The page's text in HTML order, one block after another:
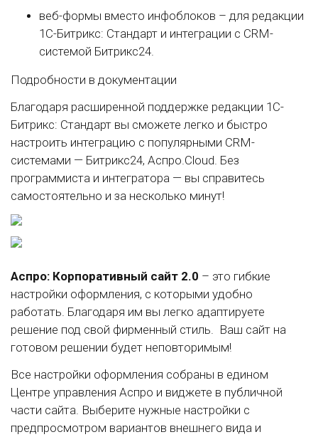
веб-формы вместо инфоблоков – для редакции
1С-Битрикс: Стандарт и интеграции с CRM-
системой Битрикс24.
Подробности в документации
Благодаря расширенной поддержке редакции 1С-
Битрикс: Стандарт вы сможете легко и быстро
настроить интеграцию с популярными CRM-
системами — Битрикс24, Аспро.Cloud. Без
программиста и интегратора — вы справитесь
самостоятельно и за несколько минут!
Аспро: Корпоративный сайт 2.0 – это гибкие
настройки оформления, с которыми удобно
работать. Благодаря им вы легко адаптируете
решение под свой фирменный стиль. Ваш сайт на
готовом решении будет неповторимым!
Все настройки оформления собраны в едином
Центре управления Аспро и виджете в публичной
части сайта. Выберите нужные настройки с
предпросмотром вариантов внешнего вида и